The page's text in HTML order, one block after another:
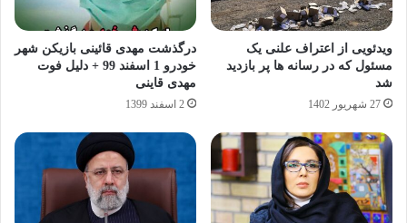
ویدئویی از اعتراف علنی یک
مسئول که در رسانه ها پر بازدید
شد
27 شهریور 1402
درگذشت مهدی قائینی بازیکن شهر
خودرو 1 اسفند 99 + دلیل فوت
مهدی قاینی
2 اسفند 1399